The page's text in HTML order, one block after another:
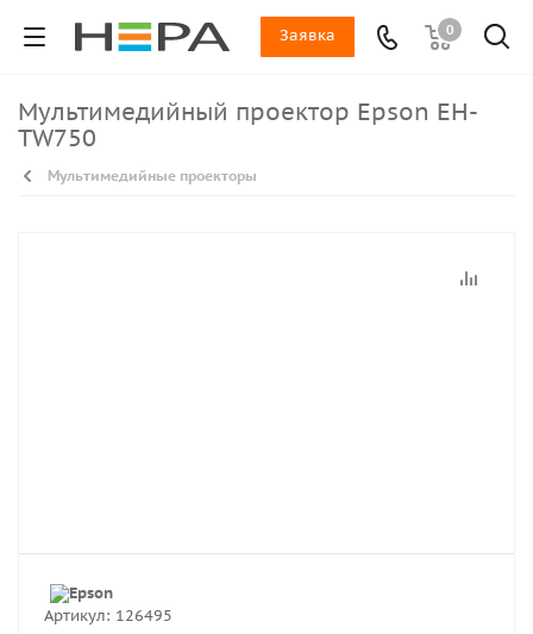
0
Заявка
Мультимедийный проектор Epson EH-
TW750
Мультимедийные проекторы
Артикул: 126495